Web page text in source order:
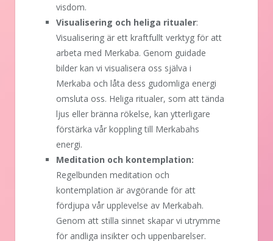
visdom.
Visualisering och heliga ritualer:
Visualisering är ett kraftfullt verktyg för att
arbeta med Merkaba. Genom guidade
bilder kan vi visualisera oss själva i
Merkaba och låta dess gudomliga energi
omsluta oss. Heliga ritualer, som att tända
ljus eller bränna rökelse, kan ytterligare
förstärka vår koppling till Merkabahs
energi.
Meditation och kontemplation:
Regelbunden meditation och
kontemplation är avgörande för att
fördjupa vår upplevelse av Merkabah.
Genom att stilla sinnet skapar vi utrymme
för andliga insikter och uppenbarelser.